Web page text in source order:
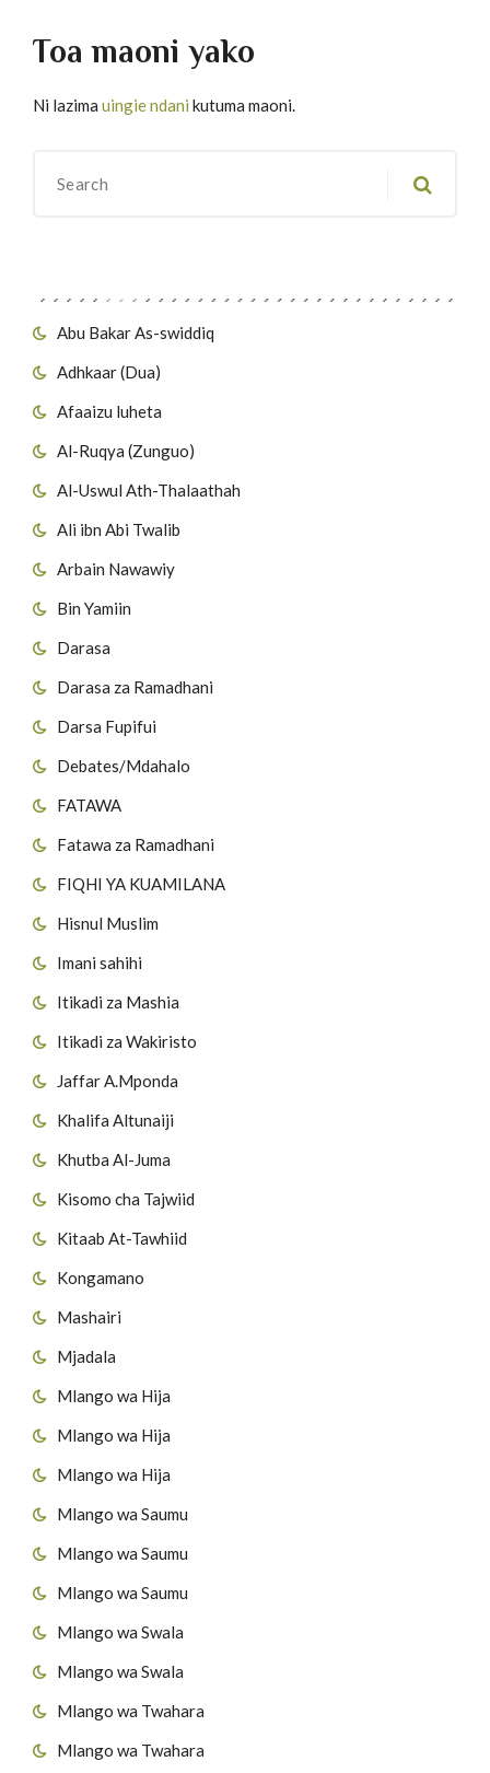
Abu Bakar As-swiddiq
Adhkaar (Dua)
Afaaizu luheta
Al-Ruqya (Zunguo)
Al-Uswul Ath-Thalaathah
Ali ibn Abi Twalib
Arbain Nawawiy
Bin Yamiin
Darasa
Darasa za Ramadhani
Darsa Fupifui
Debates/Mdahalo
FATAWA
Fatawa za Ramadhani
FIQHI YA KUAMILANA
Hisnul Muslim
Imani sahihi
Itikadi za Mashia
Itikadi za Wakiristo
Jaffar A.Mponda
Khalifa Altunaiji
Khutba Al-Juma
Kisomo cha Tajwiid
Kitaab At-Tawhiid
Kongamano
Mashairi
Mjadala
Mlango wa Hija
Mlango wa Hija
Mlango wa Hija
Mlango wa Saumu
Mlango wa Saumu
Mlango wa Saumu
Mlango wa Swala
Mlango wa Swala
Mlango wa Twahara
Mlango wa Twahara
Toa maoni yako
Ni lazima uingie ndani kutuma maoni.